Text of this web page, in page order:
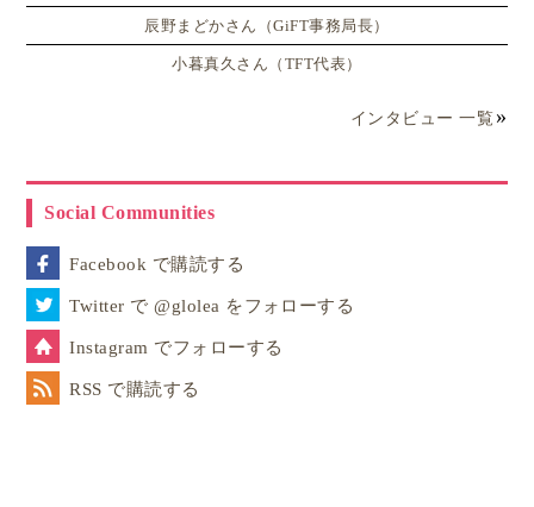
辰野まどかさん（GiFT事務局長）
小暮真久さん（TFT代表）
インタビュー 一覧
Social Communities
Facebook で購読する
Twitter で @glolea をフォローする
Instagram でフォローする
RSS で購読する